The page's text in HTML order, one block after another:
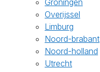
Groningen
Overijssel
Limburg
Noord-brabant
Noord-holland
Utrecht